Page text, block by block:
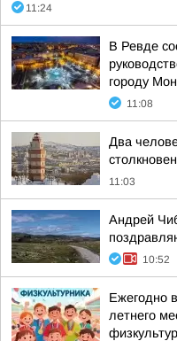
11:24
В Ревде
городу
11:08
Два
11:03
Андрей
10:52
Ежегодно
летнего